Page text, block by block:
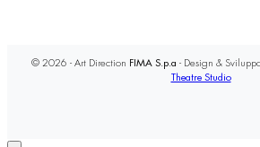
© 2026 - Art Direction FIMA S.p.a - Design &
Theatre Studio